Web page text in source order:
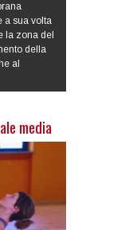
a sua volta
la zona del
della
al
media